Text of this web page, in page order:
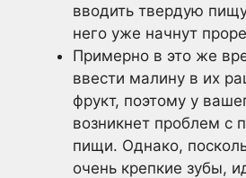
вводить твердую
него уже начнут
Примерно в это же
ввести малину в их
фрукт, поэтому у
возникнет проблем с
пищи. Однако,
очень крепкие зубы,